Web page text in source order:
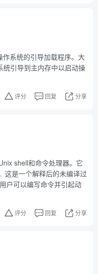
系统的引导加载程序。大
统引导到主内存中以启动操
评分 回复 分享
shell和命令处理器。它
这是一个解释后的未编译过
户可以编写命令并引起动
评分 回复 分享